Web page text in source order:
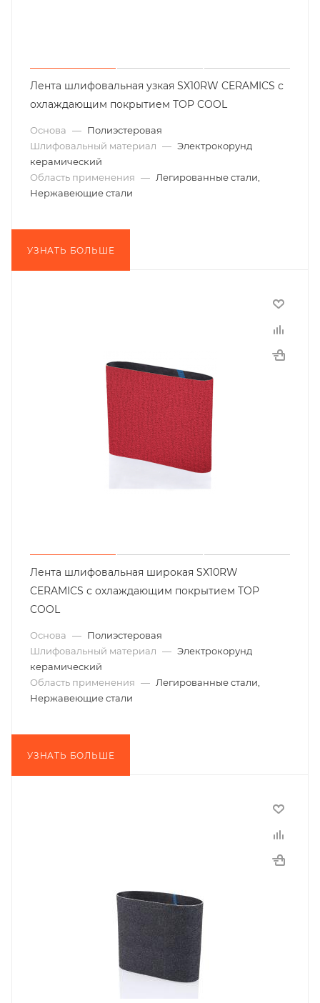
Лента шлифовальная узкая SX10RW CERAMICS с
охлаждающим покрытием TOP COOL
Основа — Полиэстеровая
Шлифовальный материал — Электрокорунд
керамический
Область применения — Легированные стали,
Нержавеющие стали
УЗНАТЬ БОЛЬШЕ
Лента шлифовальная широкая SX10RW
CERAMICS с охлаждающим покрытием TOP
COOL
Основа — Полиэстеровая
Шлифовальный материал — Электрокорунд
керамический
Область применения — Легированные стали,
Нержавеющие стали
УЗНАТЬ БОЛЬШЕ